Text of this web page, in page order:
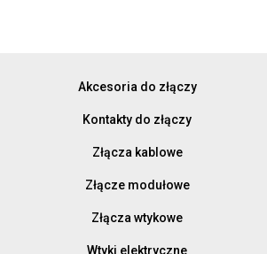
Akcesoria do złączy
Kontakty do złączy
Złącza kablowe
Złącze modułowe
Złącza wtykowe
Wtyki elektryczne